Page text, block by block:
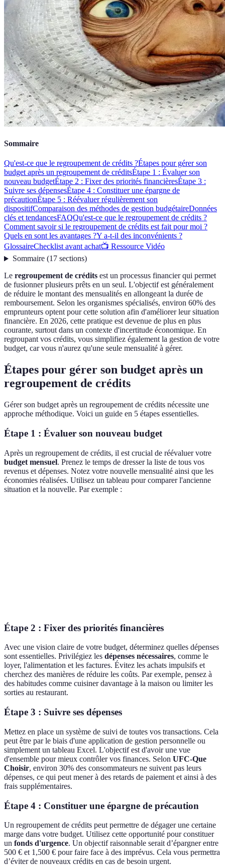
Sommaire
Qu'est-ce que le regroupement de crédits ?Étapes pour gérer son
budget après un regroupement de créditsÉtape 1 : Évaluer son
nouveau budgetÉtape 2 : Fixer des priorités financièresÉtape 3 :
Suivre ses dépensesÉtape 4 : Constituer une épargne de
précautionÉtape 5 : Réévaluer régulièrement son
dispositifComparaison des méthodes de gestion budgétaireDonnées
clés et tendancesFAQQu'est-ce que le regroupement de crédits ?
Comment savoir si le regroupement de crédits est fait pour moi ?
Quels en sont les avantages ?Y a-t-il des inconvénients ?
GlossaireChecklist avant achat📺 Ressource Vidéo
Sommaire(17 sections)
Le regroupement de crédits est un processus financier qui permet
de fusionner plusieurs prêts en un seul. L'objectif est généralement
de réduire le montant des mensualités en allongeant la durée de
remboursement. Selon les organismes spécialisés, environ 60% des
emprunteurs optent pour cette solution afin d'améliorer leur situation
financière. En 2026, cette pratique est devenue de plus en plus
courante, surtout dans un contexte d'incertitude économique. En
regroupant vos crédits, vous simplifiez également la gestion de votre
budget, car vous n'aurez qu'une seule mensualité à gérer.
Étapes pour gérer son budget après un
regroupement de crédits
Gérer son budget après un regroupement de crédits nécessite une
approche méthodique. Voici un guide en 5 étapes essentielles.
Étape 1 : Évaluer son nouveau budget
Après un regroupement de crédits, il est crucial de réévaluer votre
budget mensuel. Prenez le temps de dresser la liste de tous vos
revenus et dépenses. Notez votre nouvelle mensualité ainsi que les
économies réalisées. Utilisez un tableau pour comparer l'ancienne
situation et la nouvelle. Par exemple :
Étape 2 : Fixer des priorités financières
Avec une vision claire de votre budget, déterminez quelles dépenses
sont essentielles. Privilégiez les dépenses nécessaires, comme le
loyer, l'alimentation et les factures. Évitez les achats impulsifs et
cherchez des manières de réduire les coûts. Par exemple, pensez à
des habitudes comme cuisiner davantage à la maison ou limiter les
sorties au restaurant.
Étape 3 : Suivre ses dépenses
Mettez en place un système de suivi de toutes vos transactions. Cela
peut être par le biais d'une application de gestion personnelle ou
simplement un tableau Excel. L'objectif est d'avoir une vue
d'ensemble pour mieux contrôler vos finances. Selon UFC-Que
Choisir, environ 30% des consommateurs ne suivent pas leurs
dépenses, ce qui peut mener à des retards de paiement et ainsi à des
frais supplémentaires.
Étape 4 : Constituer une épargne de précaution
Un regroupement de crédits peut permettre de dégager une certaine
marge dans votre budget. Utilisez cette opportunité pour constituer
un fonds d'urgence. Un objectif raisonnable serait d’épargner entre
500 € et 1,500 € pour faire face à des imprévus. Cela vous permettra
d’éviter de nouveaux crédits en cas de besoin urgent.